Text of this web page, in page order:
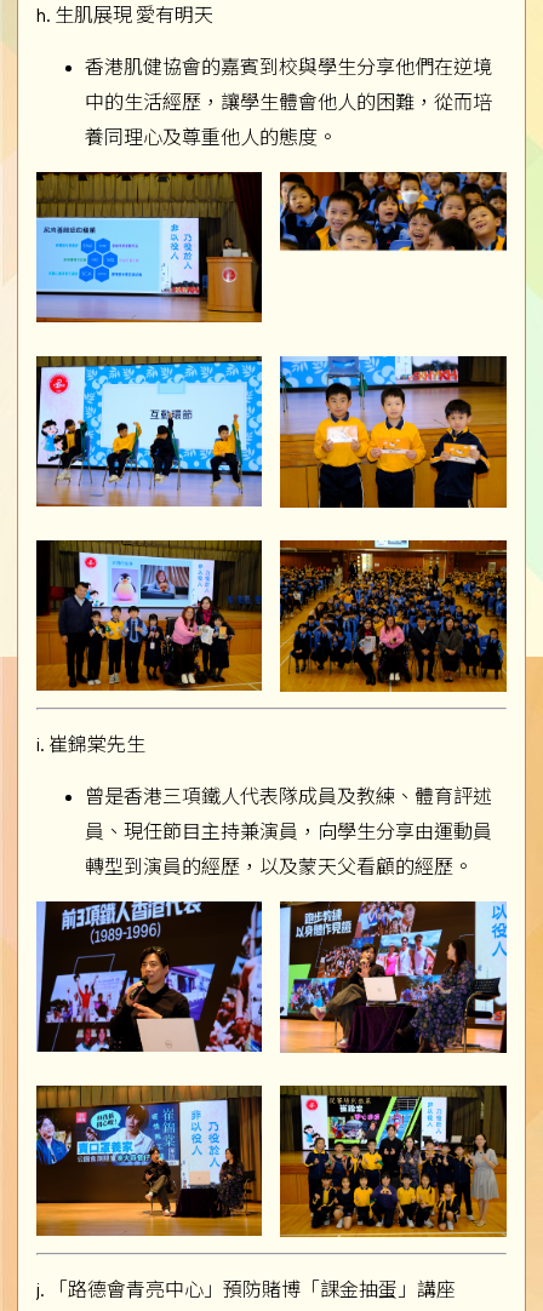
h. 生肌展現 愛有明天
香港肌健協會的嘉賓到校與學生分享他們在逆境
中的生活經歷，讓學生體會他人的困難，從而培
養同理心及尊重他人的態度。
i. 崔錦棠先生
曾是香港三項鐵人代表隊成員及教練、體育評述
員、現任節目主持兼演員，向學生分享由運動員
轉型到演員的經歷，以及蒙天父看顧的經歷。
j. 「路德會青亮中心」預防賭博「課金抽蛋」講座